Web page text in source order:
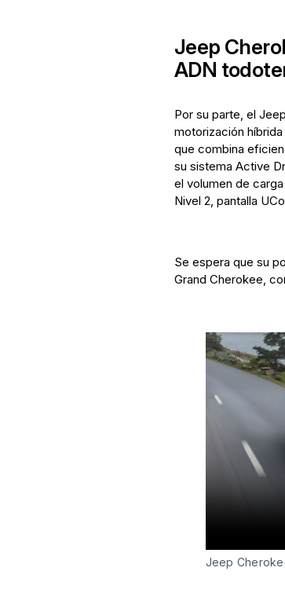
Jeep
ADN
Por su parte, el
motorización
que combina
su sistema Active
el volumen de
Nivel 2, pantalla
Se espera que su
Grand Cherokee,
Jeep